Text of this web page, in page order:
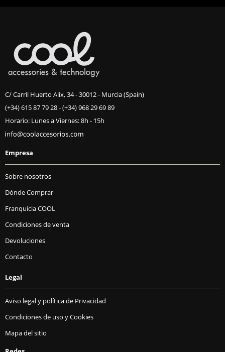
C/ Carril Huerto Alix, 34 - 30012 - Murcia (Spain)
(+34) 615 87 79 28-(+34) 968 29 69 89
Horario: Lunes a Viernes: 8h - 15h
Empresa
Sobre nosotros
Dónde Comprar
Franquicia COOL
Condiciones de venta
Devoluciones
Contacto
Legal
Aviso legal y política de Privacidad
Condiciones de uso y Cookies
Mapa del sitio